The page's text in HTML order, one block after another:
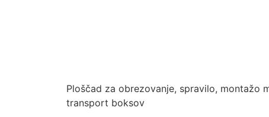
Ploščad za obrezovanje, spravilo, montažo
transport boksov